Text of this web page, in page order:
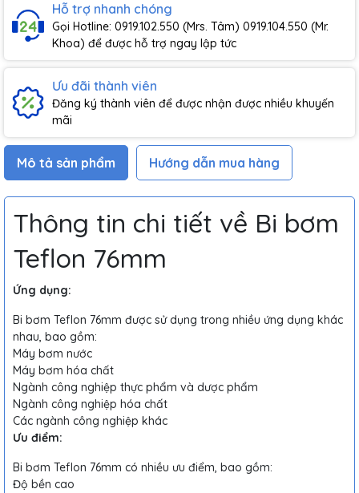
Hỗ trợ nhanh chóng
Gọi Hotline: 0919.102.550 (Mrs. Tâm) 0919.104.550 (Mr.
Khoa) để được hỗ trợ ngay lập tức
Ưu đãi thành viên
Đăng ký thành viên để được nhận được nhiều khuyến
mãi
Mô tả sản phẩm Hướng dẫn mua hàng
Thông tin chi tiết về Bi bơm
Teflon 76mm
Ứng dụng:
Bi bơm Teflon 76mm được sử dụng trong nhiều ứng dụng khác
nhau, bao gồm:
Máy bơm nước
Máy bơm hóa chất
Ngành công nghiệp thực phẩm và dược phẩm
Ngành công nghiệp hóa chất
Các ngành công nghiệp khác
Ưu điểm:
Bi bơm Teflon 76mm có nhiều ưu điểm, bao gồm:
Độ bền cao